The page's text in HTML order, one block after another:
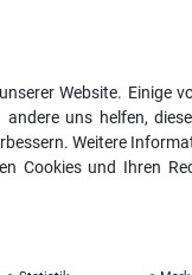
Website. Einige
uns helfen,
Weitere
Cookies und Ihren